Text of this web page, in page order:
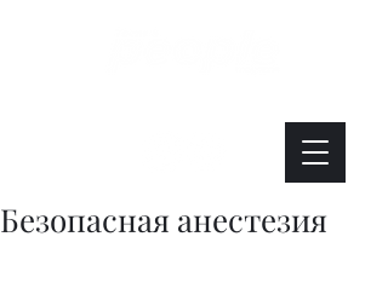
Безопасная анестезия